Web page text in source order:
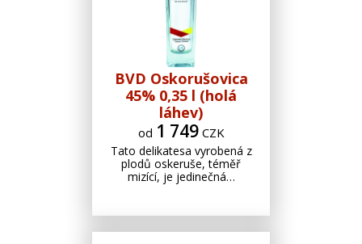
BVD Oskorušovica
45% 0,35 l (holá
láhev)
od 1 749CZK
Tato delikatesa vyrobená z
plodů oskeruše, téměř
mizící, je jedinečná…